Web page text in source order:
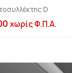
Προσθήκη στο
D
χωρίς Φ.Π.Α.